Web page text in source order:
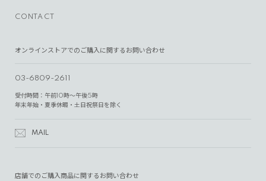
CONTACT
オンラインストアでのご購入に関するお問い合わせ
03-6809-2611
受付時間：午前10時～午後5時
年末年始・夏季休暇・土日祝祭日を除く
MAIL
店舗でのご購入商品に関するお問い合わせ